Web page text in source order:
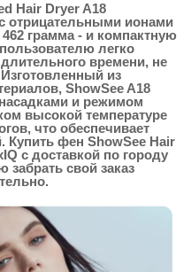
Hair Dryer A18
отрицательными ионами
грамма - и компактную
легко
времени, не
из
ShowSee A18
и режимом
высокой температуре
что обеспечивает
Купить фен ShowSee Hair
с доставкой по городу
свой заказ